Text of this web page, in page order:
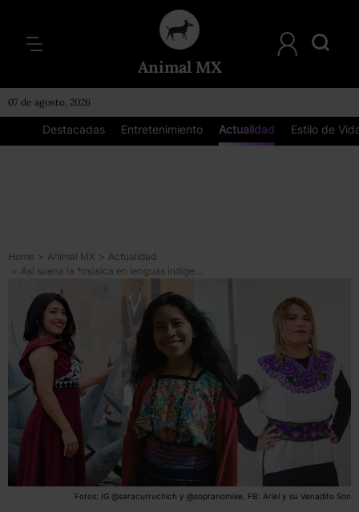
Animal MX
07 de agosto, 2026
Destacadas Entretenimiento Actualidad Estilo de
Home > Animal MX > Actualidad
>
Así suena la *música en lenguas indígenas*: 5 proyectos que debes seguir
Fotos: IG @saracurruchich y @sopranomixe, FB: Ariel y su Venadito Son